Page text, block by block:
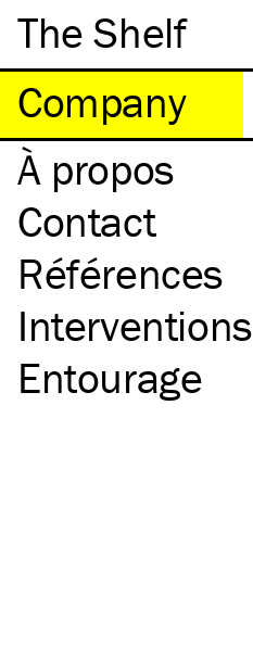
The Shelf
Company
À propos
Contact
Références
Interventions
Entourage